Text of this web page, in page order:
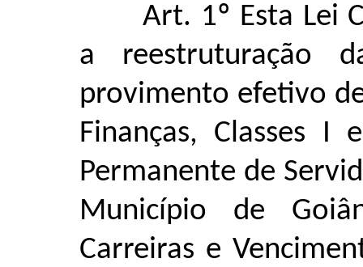
Art. 1º Esta Lei
a reestruturação
provimento efetivo
Finanças, Classes
Permanente de
Município de
Carreiras e